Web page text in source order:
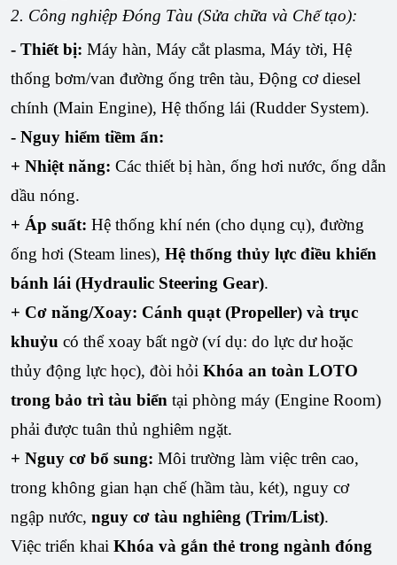
2. Công nghiệp Đóng Tàu (Sửa chữa và Chế tạo):
- Thiết bị: Máy hàn, Máy cắt plasma, Máy tời, Hệ
thống bơm/van đường ống trên tàu, Động cơ diesel
chính (Main Engine), Hệ thống lái (Rudder System).
- Nguy hiểm tiềm ẩn:
+ Nhiệt năng: Các thiết bị hàn, ống hơi nước, ống dẫn
dầu nóng.
+ Áp suất: Hệ thống khí nén (cho dụng cụ), đường
ống hơi (Steam lines), Hệ thống thủy lực điều khiển
bánh lái (Hydraulic Steering Gear).
+ Cơ năng/Xoay: Cánh quạt (Propeller) và trục
khuỷu có thể xoay bất ngờ (ví dụ: do lực dư hoặc
thủy động lực học), đòi hỏi Khóa an toàn LOTO
trong bảo trì tàu biển tại phòng máy (Engine Room)
phải được tuân thủ nghiêm ngặt.
+ Nguy cơ bổ sung: Môi trường làm việc trên cao,
trong không gian hạn chế (hầm tàu, két), nguy cơ
ngập nước, nguy cơ tàu nghiêng (Trim/List).
Việc triển khai Khóa và gắn thẻ trong ngành đóng